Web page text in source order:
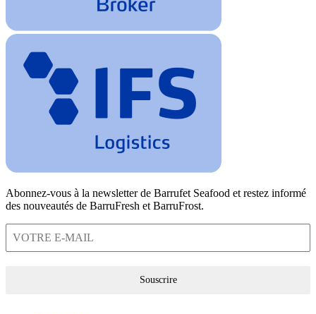
Abonnez-vous à la newsletter de Barrufet Seafood et restez informé
des nouveautés de BarruFresh et BarruFrost.
Souscrire